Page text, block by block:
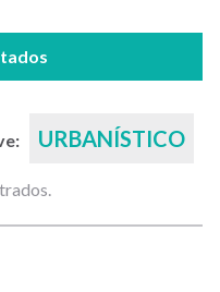
URBANÍSTICO